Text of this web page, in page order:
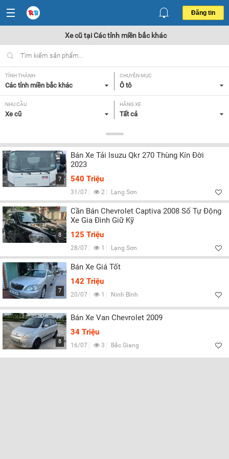
Đăng tin
Xe cũ tại Các tỉnh miền bắc khác
TỈNH THÀNH
Các tỉnh miền bắc khác
CHUYÊN MỤC
Ô tô
NHU CẦU
Xe cũ
HÃNG XE
Tất cả
Tất cả
NĂM SẢN XUẤT
Tất cả
GIÁ XE
Tất cả
Tất cả
7
Bán Xe Tải Isuzu Qkr 270 Thùng Kín Đời
2023
540 Triệu
31/07 2 Lạng Sơn
8
Cần Bán Chevrolet Captiva 2008 Số Tự Động
Xe Gia Đình Giữ Kỹ
125 Triệu
28/07 1 Lạng Sơn
7
Bán Xe Giá Tốt
142 Triệu
20/07 1 Ninh Bình
8
Bán Xe Van Chevrolet 2009
34 Triệu
16/07 3 Bắc Giang